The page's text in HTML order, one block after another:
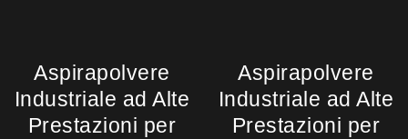
Aspirapolvere
Industriale ad Alte
Prestazioni per
Aspirapolvere
Industriale ad Alte
Prestazioni per